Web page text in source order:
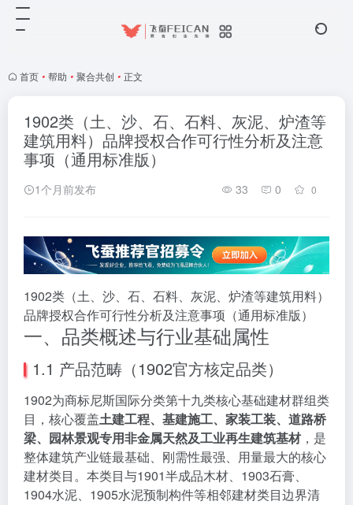
首页 • 帮助 • 聚合共创 • 正文
1902类（土、沙、石、石料、灰泥、炉渣等
建筑用料）品牌授权合作可行性分析及注意
事项（通用标准版）
1个月前发布 33 0 0
1902类（土、沙、石、石料、灰泥、炉渣等建筑用料）
品牌授权合作可行性分析及注意事项（通用标准版）
一、品类概述与行业基础属性
1.1 产品范畴（1902官方核定品类）
1902为商标尼斯国际分类第十九类核心基础建材群组类
目，核心覆盖土建工程、基建施工、家装工装、道路桥
梁、园林景观专用非金属天然及工业再生建筑基材，是
整体建筑产业链最基础、刚需性最强、用量最大的核心
建材类目。本类目与1901半成品木材、1903石膏、
1904水泥、1905水泥预制构件等相邻建材类目边界清